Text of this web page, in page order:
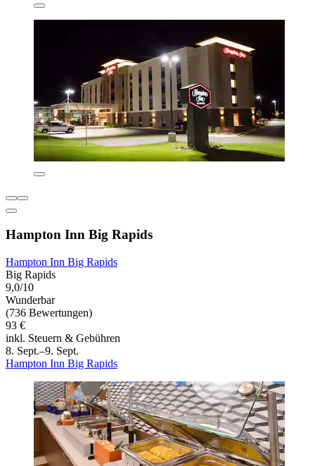
Hampton Inn Big Rapids
Hampton Inn Big Rapids
Big Rapids
9,0/10
Wunderbar
(736 Bewertungen)
93 €
inkl. Steuern & Gebühren
8. Sept.–9. Sept.
Hampton Inn Big Rapids